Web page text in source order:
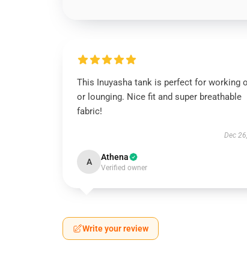
This Inuyasha tank is perfect for working
or lounging. Nice fit and super breathable
fabric!
Dec
A Athena
Verified owner
Write your review